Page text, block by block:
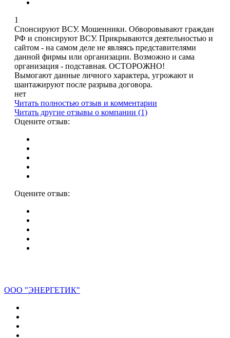
1
Спонсируют ВСУ. Мошенники. Обворовывают граждан
РФ и спонсируют ВСУ. Прикрываются деятельностью и
сайтом - на самом деле не являясь представителями
данной фирмы или организации. Возможно и сама
организация - подставная. ОСТОРОЖНО!
Вымогают данные личного характера, угрожают и
шантажируют после разрыва договора.
нет
Читать полностью отзыв и комментарии
Читать другие отзывы о компании (1)
Оцените отзыв:
Оцените отзыв:
ООО "ЭНЕРГЕТИК"